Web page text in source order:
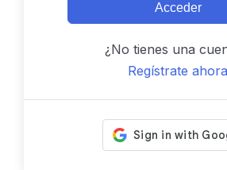
Acceder
¿No tienes una
Regístrate ahora